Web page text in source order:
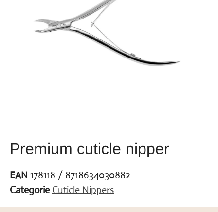
Premium cuticle nipper
EAN 178118 / 8718634030882
Categorie Cuticle Nippers